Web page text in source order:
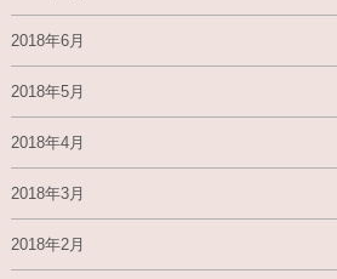
2018年6月
2018年5月
2018年4月
2018年3月
2018年2月